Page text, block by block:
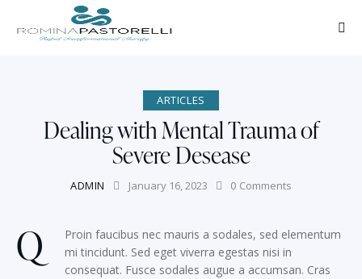
ARTICLES
Dealing with Mental Trauma of
Severe Desease
ADMIN January 16, 2023 0 Comments
Q
Proin faucibus nec mauris a sodales, sed elementum
mi tincidunt. Sed eget viverra egestas nisi in
consequat. Fusce sodales augue a accumsan. Cras